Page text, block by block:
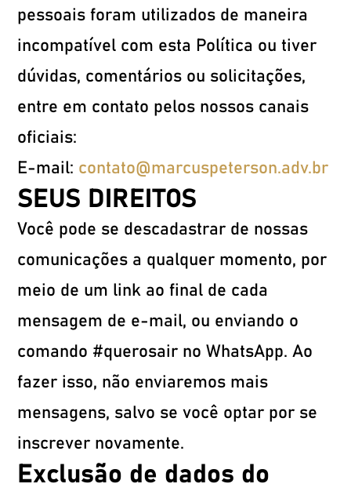
pessoais foram utilizados de maneira
incompatível com esta Política ou tiver
dúvidas, comentários ou solicitações,
entre em contato pelos nossos canais
oficiais:
E-mail: contato@marcuspeterson.adv.br
SEUS DIREITOS
Você pode se descadastrar de nossas
comunicações a qualquer momento, por
meio de um link ao final de cada
mensagem de e-mail, ou enviando o
comando #querosair no WhatsApp. Ao
fazer isso, não enviaremos mais
mensagens, salvo se você optar por se
inscrever novamente.
Exclusão de dados do